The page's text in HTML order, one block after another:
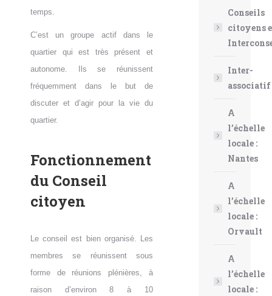
temps.
C’est un groupe actif dans le
quartier qui est très présent et
autonome. Ils se réunissent
fréquemment dans le but de
discuter et d’agir pour la vie du
quartier.
Fonctionnement
du Conseil
citoyen
Le conseil est bien organisé. Les
membres se réunissent sous
forme de réunions plénières, à
raison d’environ 8 à 10
Conseils
citoyens
Inter-
associatif
A
l’échelle
locale :
Nantes
A
l’échelle
locale :
Orvault
A
l’échelle
locale :